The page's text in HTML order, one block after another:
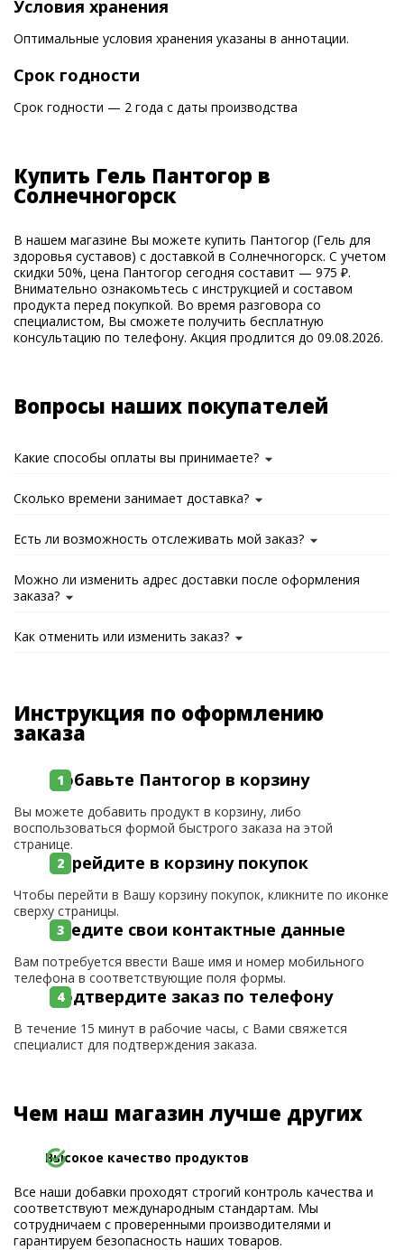
Условия хранения
Оптимальные условия хранения указаны в аннотации.
Срок годности
Срок годности — 2 года с даты производства
Купить Гель Пантогор в
Солнечногорск
В нашем магазине Вы можете купить Пантогор (Гель для
здоровья суставов) с доставкой в Солнечногорск. С учетом
скидки 50%, цена Пантогор сегодня составит — 975 ₽.
Внимательно ознакомьтесь с инструкцией и составом
продукта перед покупкой. Во время разговора со
специалистом, Вы сможете получить бесплатную
консультацию по телефону. Акция продлится до 09.08.2026.
Вопросы наших покупателей
Какие способы оплаты вы принимаете?
Сколько времени занимает доставка?
Есть ли возможность отслеживать мой заказ?
Можно ли изменить адрес доставки после оформления
заказа?
Как отменить или изменить заказ?
Инструкция по оформлению
заказа
Добавьте Пантогор в корзину
Вы можете добавить продукт в корзину, либо
воспользоваться формой быстрого заказа на этой
странице.
Перейдите в корзину покупок
Чтобы перейти в Вашу корзину покупок, кликните по иконке
сверху страницы.
Введите свои контактные данные
Вам потребуется ввести Ваше имя и номер мобильного
телефона в соответствующие поля формы.
Подтвердите заказ по телефону
В течение 15 минут в рабочие часы, с Вами свяжется
специалист для подтверждения заказа.
Чем наш магазин лучше других
Высокое качество продуктов
Все наши добавки проходят строгий контроль качества и
соответствуют международным стандартам. Мы
сотрудничаем с проверенными производителями и
гарантируем безопасность наших товаров.